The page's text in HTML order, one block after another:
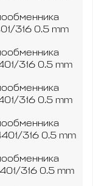
316 0.5 mm
316 0.5 mm
316 0.5 mm
316 0.5 mm
316 0.5 mm